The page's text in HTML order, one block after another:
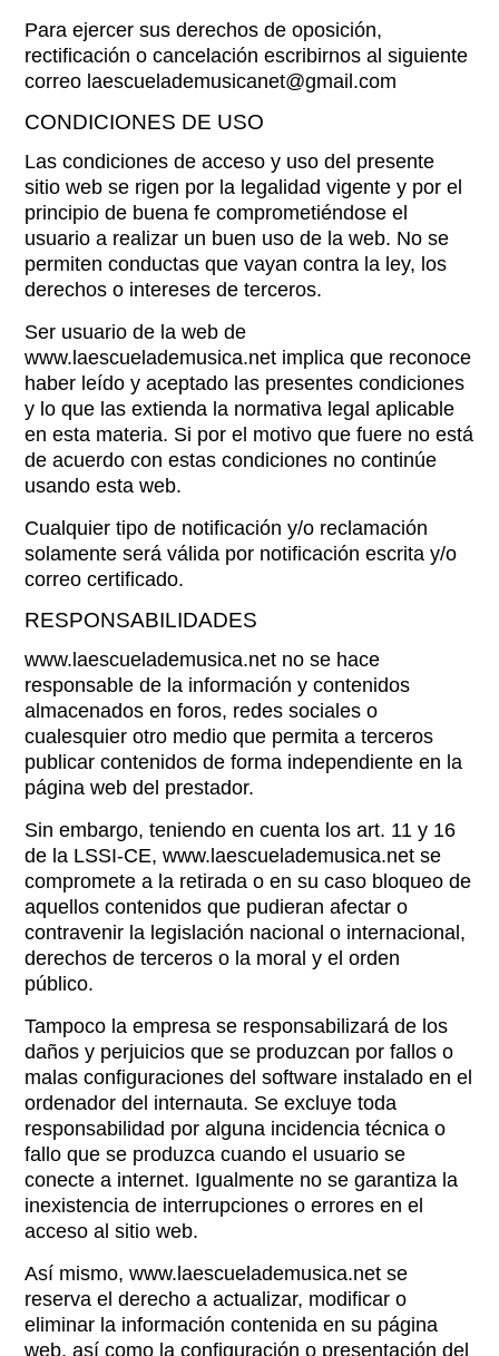
Para ejercer sus derechos de oposición,
rectificación o cancelación escribirnos al siguiente
correo laescuelademusicanet@gmail.com
CONDICIONES DE USO
Las condiciones de acceso y uso del presente
sitio web se rigen por la legalidad vigente y por el
principio de buena fe comprometiéndose el
usuario a realizar un buen uso de la web. No se
permiten conductas que vayan contra la ley, los
derechos o intereses de terceros.
Ser usuario de la web de
www.laescuelademusica.net implica que reconoce
haber leído y aceptado las presentes condiciones
y lo que las extienda la normativa legal aplicable
en esta materia. Si por el motivo que fuere no está
de acuerdo con estas condiciones no continúe
usando esta web.
Cualquier tipo de notificación y/o reclamación
solamente será válida por notificación escrita y/o
correo certificado.
RESPONSABILIDADES
www.laescuelademusica.net no se hace
responsable de la información y contenidos
almacenados en foros, redes sociales o
cualesquier otro medio que permita a terceros
publicar contenidos de forma independiente en la
página web del prestador.
Sin embargo, teniendo en cuenta los art. 11 y 16
de la LSSI-CE, www.laescuelademusica.net se
compromete a la retirada o en su caso bloqueo de
aquellos contenidos que pudieran afectar o
contravenir la legislación nacional o internacional,
derechos de terceros o la moral y el orden
público.
Tampoco la empresa se responsabilizará de los
daños y perjuicios que se produzcan por fallos o
malas configuraciones del software instalado en el
ordenador del internauta. Se excluye toda
responsabilidad por alguna incidencia técnica o
fallo que se produzca cuando el usuario se
conecte a internet. Igualmente no se garantiza la
inexistencia de interrupciones o errores en el
acceso al sitio web.
Así mismo, www.laescuelademusica.net se
reserva el derecho a actualizar, modificar o
eliminar la información contenida en su página
web, así como la configuración o presentación del